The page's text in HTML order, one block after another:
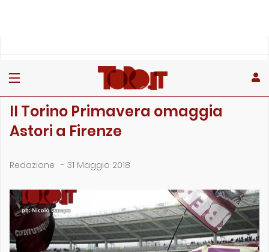
Il Torino Primavera omaggia
Astori a Firenze
Redazione - 31 Maggio 2018